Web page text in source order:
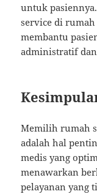
untuk
service di
membantu
administratif
Memilih rumah
adalah hal
medis yang
menawarkan
pelayanan yang